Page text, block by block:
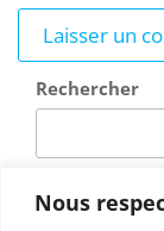
Nous
Rechercher